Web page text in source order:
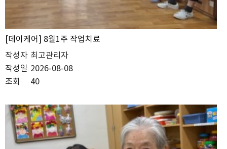
[데이케어] 8월1주 작업치료
작성자 최고관리자
작성일 2026-08-08
조회
40